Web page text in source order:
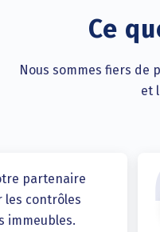
Ce
Nous sommes fiers de
et
partenaire
les contrôles
immeubles.